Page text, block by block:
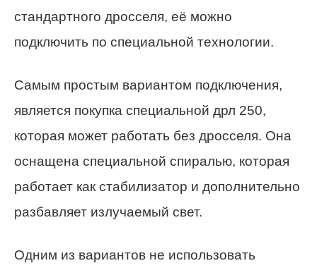
стандартного дросселя, её можно
подключить по специальной технологии.
Самым простым вариантом подключения,
является покупка специальной дрл 250,
которая может работать без дросселя. Она
оснащена специальной спиралью, которая
работает как стабилизатор и дополнительно
разбавляет излучаемый свет.
Одним из вариантов не использовать